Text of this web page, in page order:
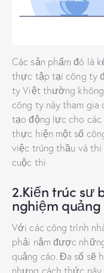
Các sản phẩm đó là
thực tập tại công ty
ty Việt thường
công ty này tham
tạo động lực cho các
thực hiện một số
việc trúng thầu và
cuộc thi
2.Kiến trúc sư
nghiệm
Với các công trình
phải nắm được
quảng cáo. Đa số sẽ
nhưng cách thức